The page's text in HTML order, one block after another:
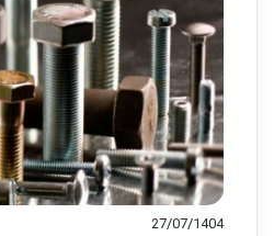
27/07/1404